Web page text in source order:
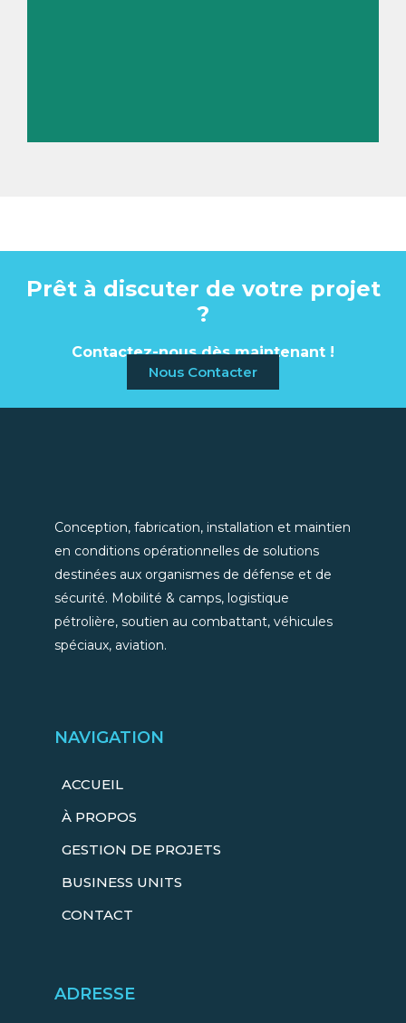
Prêt à discuter de votre projet
?
Contactez-nous dès maintenant !
Nous Contacter
Conception, fabrication, installation et maintien
en conditions opérationnelles de solutions
destinées aux organismes de défense et de
sécurité. Mobilité & camps, logistique
pétrolière, soutien au combattant, véhicules
spéciaux, aviation.
NAVIGATION
ACCUEIL
À PROPOS
GESTION DE PROJETS
BUSINESS UNITS
CONTACT
ADRESSE